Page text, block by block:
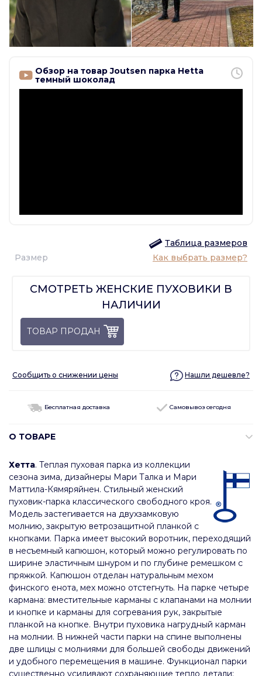
Обзор на товар Joutsen парка Hetta
темный шоколад
Размер
Таблица размеров
Как выбрать размер?
СМОТРЕТЬ ЖЕНСКИЕ ПУХОВИКИ В
НАЛИЧИИ
ТОВАР ПРОДАН
Сообщить о снижении цены Нашли дешевле?
Бесплатная доставка Самовывоз сегодня
О ТОВАРЕ
Хетта. Теплая пуховая парка из коллекции
сезона зима, дизайнеры Мари Талка и Мари
Маттила-Кямяряйнен. Стильный женский
пуховик-парка классического свободного кроя.
Модель застегивается на двухзамковую
молнию, закрытую ветрозащитной планкой с
кнопками. Парка имеет высокий воротник, переходящий
в несъемный капюшон, который можно регулировать по
ширине эластичным шнуром и по глубине ремешком с
пряжкой. Капюшон отделан натуральным мехом
финского енота, мех можно отстегнуть. На парке четыре
кармана: вместительные карманы с клапанами на молнии
и кнопке и карманы для согревания рук, закрытые
планкой на кнопке. Внутри пуховика нагрудный карман
на молнии. В нижней части парки на спине выполнены
две шлицы с молниями для большей свободы движений
и удобного перемещения в машине. Функционал парки
существенно усиливают сохраняющие тепло детали: